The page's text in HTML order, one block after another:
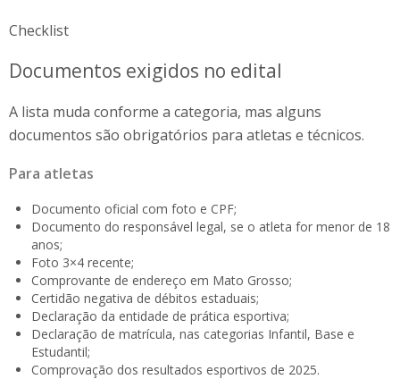
Checklist
Documentos exigidos no edital
A lista muda conforme a categoria, mas alguns
documentos são obrigatórios para atletas e técnicos.
Para atletas
Documento oficial com foto e CPF;
Documento do responsável legal, se o atleta for menor de 18
anos;
Foto 3×4 recente;
Comprovante de endereço em Mato Grosso;
Certidão negativa de débitos estaduais;
Declaração da entidade de prática esportiva;
Declaração de matrícula, nas categorias Infantil, Base e
Estudantil;
Comprovação dos resultados esportivos de 2025.